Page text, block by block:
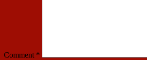
Comment *